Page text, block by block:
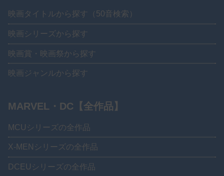
映画タイトルから探す（50音検索）
映画シリーズから探す
映画賞・映画祭から探す
映画ジャンルから探す
MARVEL・DC【全作品】
MCUシリーズの全作品
X-MENシリーズの全作品
DCEUシリーズの全作品